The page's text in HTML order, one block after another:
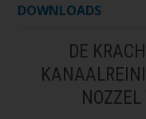
DOWNLOADS
DE